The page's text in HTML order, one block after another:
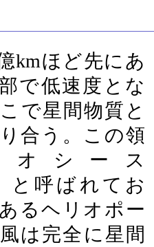
kmほど先にあ
で低速度とな
で星間物質と
合う。この領
オシース
と呼ばれてお
るヘリオポー
は完全に星間